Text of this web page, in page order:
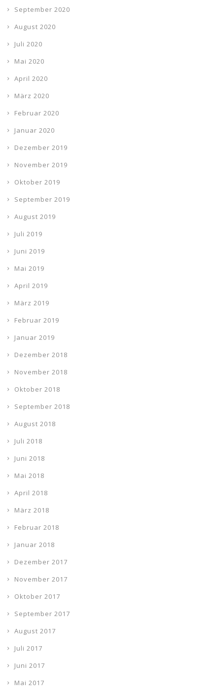
September 2020
August 2020
Juli 2020
Mai 2020
April 2020
März 2020
Februar 2020
Januar 2020
Dezember 2019
November 2019
Oktober 2019
September 2019
August 2019
Juli 2019
Juni 2019
Mai 2019
April 2019
März 2019
Februar 2019
Januar 2019
Dezember 2018
November 2018
Oktober 2018
September 2018
August 2018
Juli 2018
Juni 2018
Mai 2018
April 2018
März 2018
Februar 2018
Januar 2018
Dezember 2017
November 2017
Oktober 2017
September 2017
August 2017
Juli 2017
Juni 2017
Mai 2017